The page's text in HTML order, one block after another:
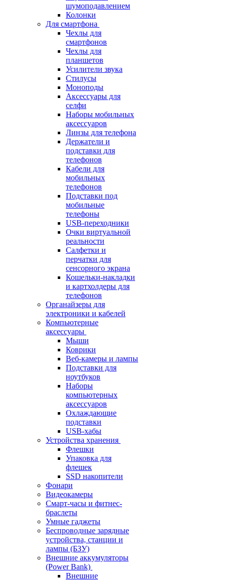
шумоподавлением
Колонки
Для смартфона
Чехлы для
смартфонов
Чехлы для
планшетов
Усилители звука
Стилусы
Моноподы
Аксессуары для
селфи
Наборы мобильных
аксессуаров
Линзы для телефона
Держатели и
подставки для
телефонов
Кабели для
мобильных
телефонов
Подставки под
мобильные
телефоны
USB-переходники
Очки виртуальной
реальности
Салфетки и
перчатки для
сенсорного экрана
Кошельки-накладки
и картхолдеры для
телефонов
Органайзеры для
электроники и кабелей
Компьютерные
аксессуары
Мыши
Коврики
Веб-камеры и лампы
Подставки для
ноутбуков
Наборы
компьютерных
аксессуаров
Охлаждающие
подставки
USB-хабы
Устройства хранения
Флешки
Упаковка для
флешек
SSD накопители
Фонари
Видеокамеры
Смарт-часы и фитнес-
браслеты
Умные гаджеты
Беспроводные зарядные
устройства, станции и
лампы (БЗУ)
Внешние аккумуляторы
(Power Bank)
Внешние